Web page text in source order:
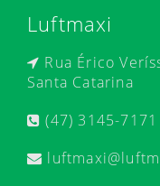
Luftmaxi
Rua Érico
Santa Catarina
(47) 3145-